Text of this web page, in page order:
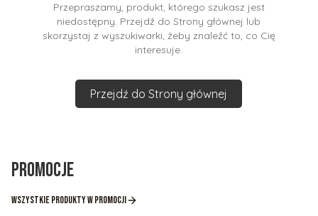
Przepraszamy, produkt, którego szukasz jest
niedostępny. Przejdź do Strony głównej lub
skorzystaj z wyszukiwarki, żeby znaleźć to, co Cię
interesuje.
Przejdź do Strony głównej
Promocje
Wszystkie produkty w promocji